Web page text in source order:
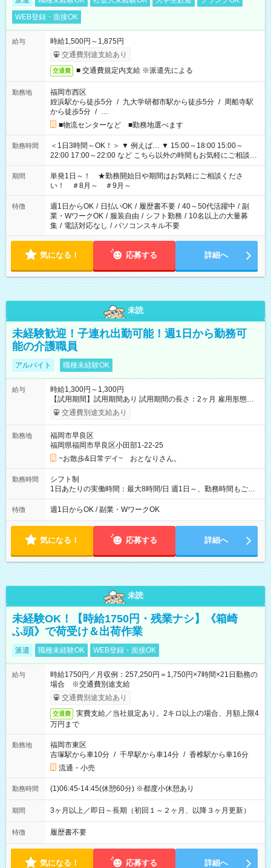
WEB登録・面接OK
給与
時給1,500円～1,875円
交通費別途支給あり
交通費 ■ 交通費規定内支給 ※派遣先による
勤務地
福岡市西区
姪浜駅から徒歩5分 / 九大学研都市駅から徒歩5分 / 周船寺駅
から徒歩5分 / …
■物流センターなど ■勤務地選べます
勤務時間
＜1日3時間～OK！＞ ▼ 例えば… ▼ 15:00～18:00 15:00～
22:00 17:00～22:00 など こちら以外の時間もお気軽にご相談く
ださい！
期間
単発1日～！ ★勤務開始日や期間はお気軽にご相談くださ
い！ ＃8月～ ＃9月～
特徴 週1日からOK / 日払いOK / 履歴書不要 / 40～50代活躍中 / 副
業・WワークOK / 服装自由 / シフト勤務 / 10名以上の大量募
集 / 電話対応なし / パソコンスキル不要
気になる！ 応募する 詳細へ
未読
未経験歓迎！子連れ出勤可能！週1日から勤務可
能の介護職員
アルバイト 職種未経験OK
給与
時給1,300円～1,300円
【試用期間】試用期間あり 試用期間の長さ：2ヶ月 雇用形態、
給与は本採用時と同じです。
交通費別途支給あり
勤務地
福岡市早良区
福岡県福岡市早良区小田部1-22-25
~お散歩&日常デイ~ おとなりさん。
勤務時間
シフト制
1日あたりの実働時間：最大8時間/日 週1日～、勤務時間もご相
談ください！ 一番助かるのは8:00～18:00の間の8時間（休憩60
分）のシフトです
特徴 週1日からOK / 副業・WワークOK
気になる！ 応募する 詳細へ
未読
未経験OK！【時給1750円・残業ナシ】《箱崎
ふ頭》で荷受け＆出荷作業
派遣 職種未経験OK WEB登録・面接OK
給与
時給1750円／月収例：257,250円＝1,750円×7時間×21日勤務の
場合 ※交通費別途支給
交通費別途支給あり
交通費
実費支給／当社規定あり。2キロ以上の場合、月額上限4
万円まで
勤務地
福岡市東区
吉塚駅から車10分 / 千早駅から車14分 / 香椎駅から車16分
流通・小売
勤務時間 (1)06:45-14:45(休憩60分) ※都度小休憩あり
期間 3ヶ月以上／即日～長期（初回１～２ヶ月、以降３ヶ月更新）
特徴 履歴書不要
気になる！ 応募する 詳細へ